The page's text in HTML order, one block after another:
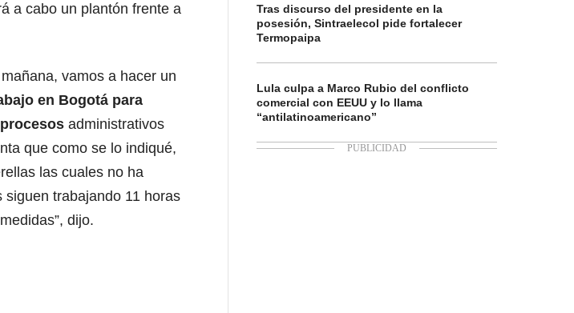
a cabo un plantón frente a
vamos a hacer un
en Bogotá para
administrativos
que como se lo indiqué,
las cuales no ha
trabajando 11 horas
dijo.
Tras discurso del presidente en la
posesión, Sintraelecol pide fortalecer
Termopaipa
Lula culpa a Marco Rubio del conflicto
comercial con EEUU y lo llama
“antilatinoamericano”